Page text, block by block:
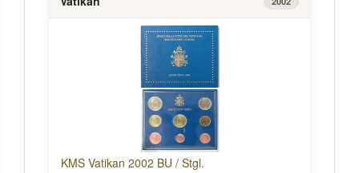
KMS Vatikan 2002 BU / Stgl.